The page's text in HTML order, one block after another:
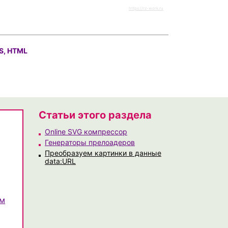
https://rz-work.ru
HTML
Статьи этого раздела
Online SVG компрессор
Генераторы прелоадеров
Преобразуем картинки в данные
data:URL